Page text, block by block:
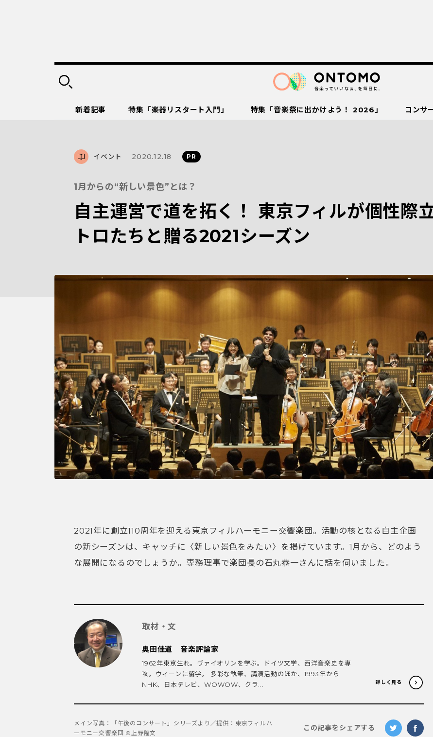
新着記事 特集「楽器リスタート入門」 特集「音楽祭に出かけよう！ 2026」 コンサ
イベント 2020.12.18
1月からの“新しい景色”とは？
自主運営で道を拓く！ 東京フィルが個性際
トロたちと贈る2021シーズン
2021年に創立110周年を迎える東京フィルハーモニー交響楽団。活動の核となる自主企画
の新シーズンは、キャッチに〈新しい景色をみたい〉を掲げています。1月から、どのよう
な展開になるのでしょうか。専務理事で楽団長の石丸恭一さんに話を伺いました。
取材・文
奥田佳道 音楽評論家
1962年東京生れ。ヴァイオリンを学ぶ。ドイツ文学、西洋音楽史を専
攻。ウィーンに留学。 多彩な執筆、講演活動のほか、1993年から
NHK、日本テレビ、WOWOW、クラ...
詳しく見る
メイン写真：「午後のコンサート」シリーズより／提供：東京フィルハ
ーモニー交響楽団 ©️上野隆文
この記事をシェアする